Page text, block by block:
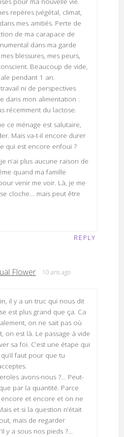
repères (végétal, climat,
mes amitiés. Perte de
de ma carapace de
dans ma garde
blessures, mes peurs,
Beaucoup de vide,
pendant 1 an.
ni de perspectives
dans mon alimentation :
récemment du lactose.
ce ménage est salutaire,
Mais va-t-il encore durer
qui est encore enfoui ?
n’ai plus aucune raison de
quand ma famille
venir me voir. Là, je me
cloche… mais peut être
REPLY
Flower 10 ans ago
il y a un truc qui nous dit
est plus grand que ça. Ca
on ne sait pas où
on est là. Le passage à vide
sa foi. C’est une étape qui
faut pour que tu
avons-nous ?… Peut-
par la quantité. Parce
encore et encore et on ne
et si la question n’était
mais de regarder
y a sous nos pieds ?…